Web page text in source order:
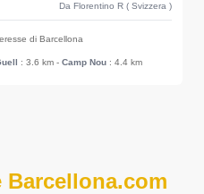
Da Florentino R ( Svizzera )
di Barcellona
: 3.6 km - Camp Nou : 4.4 km